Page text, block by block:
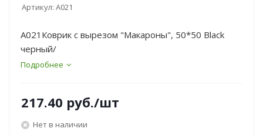
Артикул: A021
A021Коврик с вырезом "Макароны", 50*50 Black
черный/
Подробнее
217.40 руб./шт
Нет в наличии